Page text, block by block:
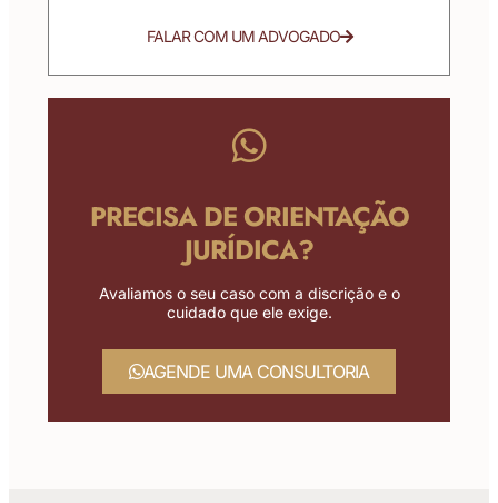
FALAR COM UM ADVOGADO
PRECISA DE ORIENTAÇÃO
JURÍDICA?
Avaliamos o seu caso com a discrição e o
cuidado que ele exige.
AGENDE UMA CONSULTORIA